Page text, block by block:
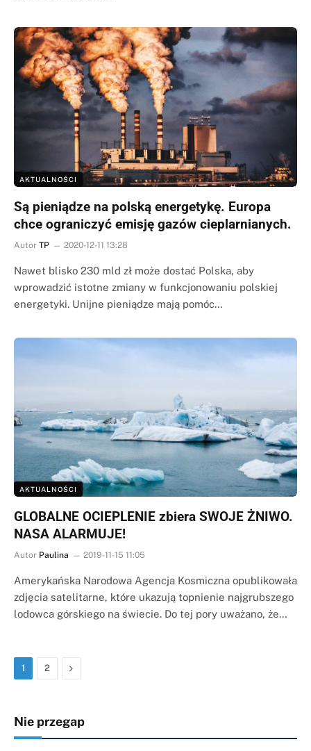
AKTUALNOŚCI
Są pieniądze na polską energetykę. Europa
chce ograniczyć emisję gazów cieplarnianych.
Autor TP 2020-12-11 13:28
Nawet blisko 230 mld zł może dostać Polska, aby
wprowadzić istotne zmiany w funkcjonowaniu polskiej
energetyki. Unijne pieniądze mają pomóc…
AKTUALNOŚCI
GLOBALNE OCIEPLENIE zbiera SWOJE ŻNIWO.
NASA ALARMUJE!
Autor Paulina 2019-11-15 11:05
Amerykańska Narodowa Agencja Kosmiczna opublikowała
zdjęcia satelitarne, które ukazują topnienie najgrubszego
lodowca górskiego na świecie. Do tej pory uważano, że…
1 2 Następna
Nie przegap